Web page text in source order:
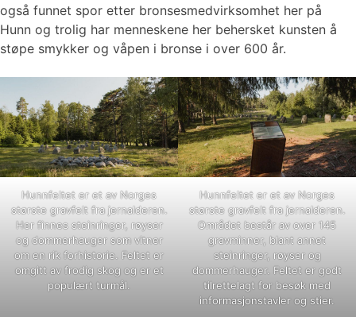
også funnet spor etter bronsesmedvirksomhet her på
Hunn og trolig har menneskene her behersket kunsten å
støpe smykker og våpen i bronse i over 600 år.
Hunnfeltet er et av Norges
største gravfelt fra jernalderen.
Her finnes steinringer, røyser
og dommerhauger som vitner
om en rik forhistorie. Feltet er
omgitt av frodig skog og er et
populært turmål.
Hunnfeltet er et av Norges
største gravfelt fra jernalderen.
Området består av over 145
gravminner, blant annet
steinringer, røyser og
dommerhauger. Feltet er godt
tilrettelagt for besøk med
informasjonstavler og stier.